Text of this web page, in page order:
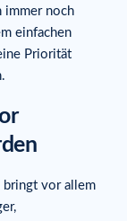
immer noch
einfachen
Priorität
bringt vor allem